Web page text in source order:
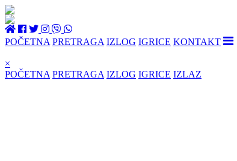
POČETNA PRETRAGA IZLOG IGRICE KONTAKT
×
POČETNA PRETRAGA IZLOG IGRICE IZLAZ